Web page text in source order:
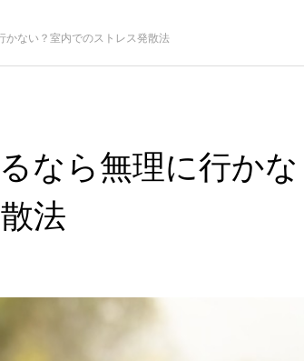
かない？室内でのストレス発散法
なら無理に行かな
法